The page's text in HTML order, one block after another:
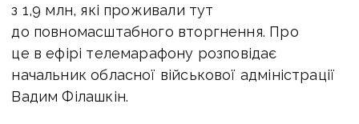
з 1,9 млн, які проживали тут
до повномасштабного вторгнення. Про
це в ефірі телемарафону розповідає
начальник обласної військової адміністрації
Вадим Філашкін.